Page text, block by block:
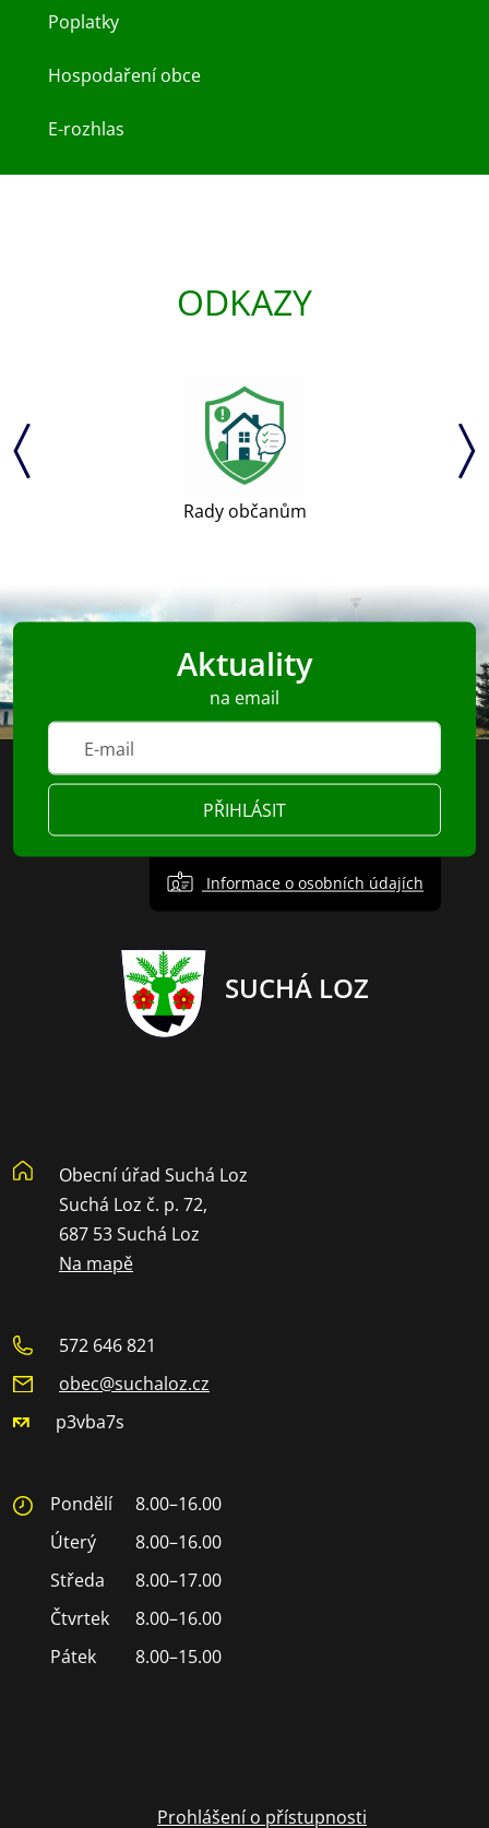
Poplatky
Hospodaření obce
E-rozhlas
ODKAZY
Rady občanům
Aktuality
na email
PŘIHLÁSIT
Informace o osobních údajích
SUCHÁ LOZ
Obecní úřad Suchá Loz
Suchá Loz č. p. 72,
687 53 Suchá Loz
Na mapě
572 646 821
obec@suchaloz.cz
p3vba7s
Pondělí
8.00–16.00
Úterý
8.00–16.00
Středa
8.00–17.00
Čtvrtek
8.00–16.00
Pátek
8.00–15.00
Prohlášení o přístupnosti